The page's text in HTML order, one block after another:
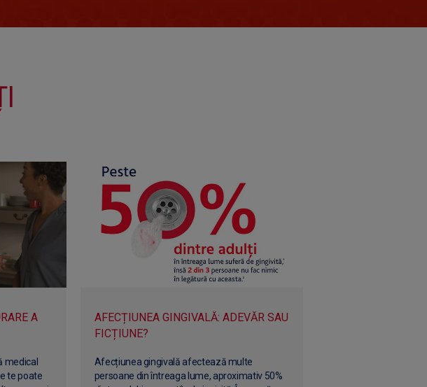
A
medical
te poate
AFECȚIUNEA GINGIVALĂ: ADEVĂR SAU
FICȚIUNE?
Afecțiunea gingivală afectează multe
persoane din întreaga lume, aproximativ 50%